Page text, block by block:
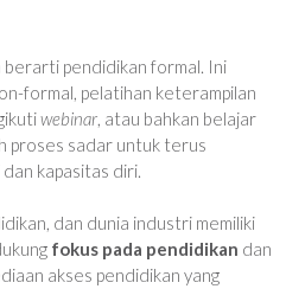
pendidikan formal. Ini
formal, pelatihan keterampilan
webinar, atau bahkan belajar
proses sadar untuk terus
kapasitas diri.
dan dunia industri memiliki
fokus pada pendidikan dan
akses pendidikan yang